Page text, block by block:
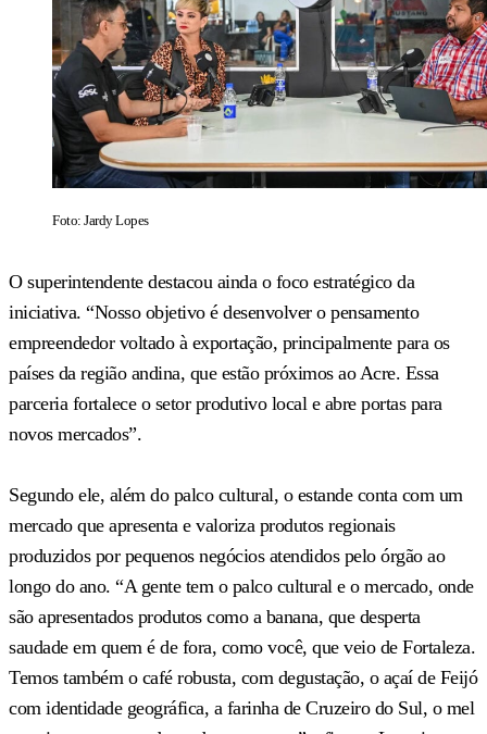
Foto: Jardy Lopes
O superintendente destacou ainda o foco estratégico da
iniciativa. “Nosso objetivo é desenvolver o pensamento
empreendedor voltado à exportação, principalmente para os
países da região andina, que estão próximos ao Acre. Essa
parceria fortalece o setor produtivo local e abre portas para
novos mercados”.
Segundo ele, além do palco cultural, o estande conta com um
mercado que apresenta e valoriza produtos regionais
produzidos por pequenos negócios atendidos pelo órgão ao
longo do ano. “A gente tem o palco cultural e o mercado, onde
são apresentados produtos como a banana, que desperta
saudade em quem é de fora, como você, que veio de Fortaleza.
Temos também o café robusta, com degustação, o açaí de Feijó
com identidade geográfica, a farinha de Cruzeiro do Sul, o mel